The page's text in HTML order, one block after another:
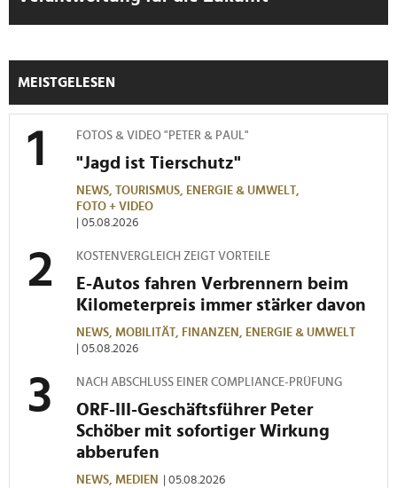
MEISTGELESEN
FOTOS & VIDEO "PETER & PAUL"
"Jagd ist Tierschutz"
NEWS, TOURISMUS, ENERGIE & UMWELT,
FOTO + VIDEO
| 05.08.2026
KOSTENVERGLEICH ZEIGT VORTEILE
E-Autos fahren Verbrennern beim
Kilometerpreis immer stärker davon
NEWS, MOBILITÄT, FINANZEN, ENERGIE & UMWELT
| 05.08.2026
NACH ABSCHLUSS EINER COMPLIANCE-PRÜFUNG
ORF-III-Geschäftsführer Peter
Schöber mit sofortiger Wirkung
abberufen
NEWS, MEDIEN | 05.08.2026